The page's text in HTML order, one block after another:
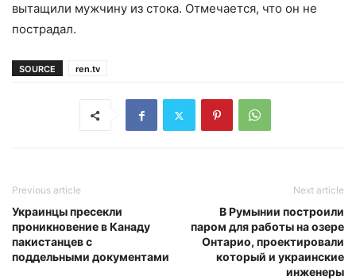
вытащили мужчину из стока. Отмечается, что он не
пострадал.
SOURCE ren.tv
Previous article
Украинцы пресекли
проникновение в Канаду
пакистанцев с
поддельными документами
Next article
В Румынии построили
паром для работы на озере
Онтарио, проектировали
который и украинские
инженеры